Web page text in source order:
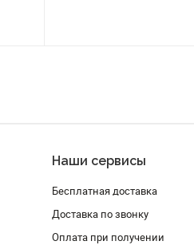
Наши сервисы
Бесплатная доставка
Доставка по звонку
Оплата при получении